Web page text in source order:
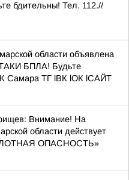
бдительны! Тел. 112.//
области объявлена
БПЛА! Будьте
Самара ТГ lВК lОК lСАЙТ
Внимание! На
области действует
ОПАСНОСТЬ»